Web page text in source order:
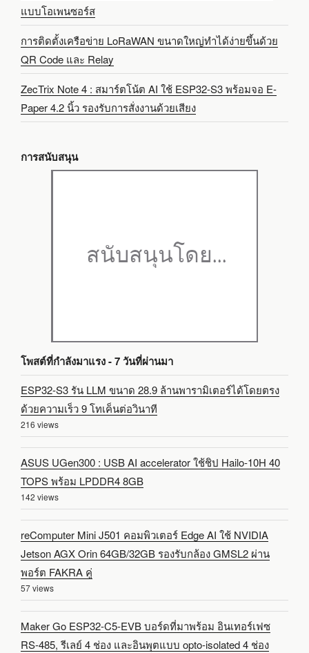
แบบโอเพนซอร์ส
การติดตั้งเครือข่าย LoRaWAN ขนาดใหญ่ทำได้ง่ายขึ้นด้วย
QR Code และ Relay
ZecTrix Note 4 : สมาร์ตโน้ต AI ใช้ ESP32-S3 พร้อมจอ E-
Paper 4.2 นิ้ว รองรับการสั่งงานด้วยเสียง
การสนับสนุน
โพสต์ที่กำลังมาแรง - 7 วันที่ผ่านมา
ESP32-S3 รัน LLM ขนาด 28.9 ล้านพารามิเตอร์ได้โดยตรง
ด้วยความเร็ว 9 โทเค็นต่อวินาที
216 views
ASUS UGen300 : USB AI accelerator ใช้ชิป Hailo-10H 40
TOPS พร้อม LPDDR4 8GB
142 views
reComputer Mini J501 คอมพิวเตอร์ Edge AI ใช้ NVIDIA
Jetson AGX Orin 64GB/32GB รองรับกล้อง GMSL2 ผ่าน
พอร์ต FAKRA คู่
57 views
Maker Go ESP32-C5-EVB บอร์ดที่มาพร้อม อินเทอร์เฟซ
RS-485, รีเลย์ 4 ช่อง และอินพุตแบบ opto-isolated 4 ช่อง